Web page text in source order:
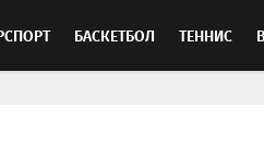
БАСКЕТБОЛ ТЕННИС